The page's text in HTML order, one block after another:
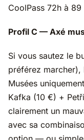
CoolPass 72h à
Profil C — Axé
Si vous sautez le
préférez marcher),
Musées
Kafka (10 €) +
clairement un
avec sa